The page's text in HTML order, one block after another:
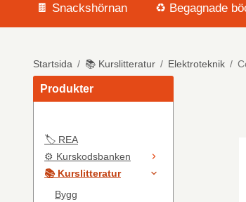
🍫 Snackshörnan ♻️ Begagnade
Startsida / 📚 Kurslitteratur / Elektroteknik /
Produkter
🏷️ REA
⚙️ Kurskodsbanken
📚 Kurslitteratur
Bygg